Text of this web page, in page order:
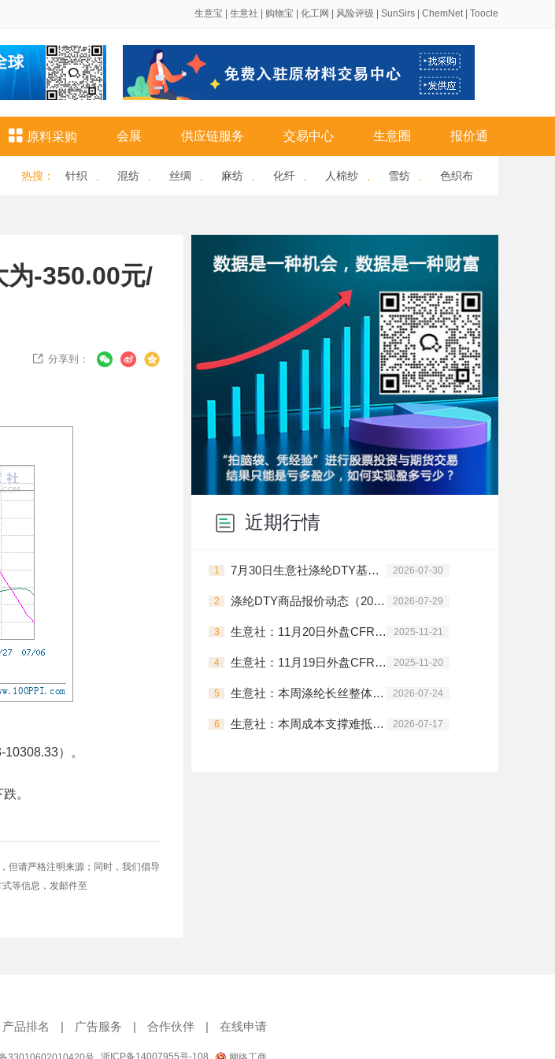
生意宝 生意社 购物宝 化工网 风险评级 SunSirs ChemNet| Toocle
 原料采购 会展 供应链服务 交易中心 生意圈 报价通
热搜 ： 针织 混纺 丝绸 麻纺 化纤 人棉纱 雪纺 色织布
为-350.00元/
 分享到：
）。
。
但请严格注明来源；同时，我们倡导
等信息，发邮件至
近期行情
1 7月30日生意社涤纶DTY基准价为9450.00元/吨 2026-07-30
2 涤纶DTY商品报价动态（2026-07-29） 2026-07-29
3 生意社：11月20日外盘CFR中国PTA主流价格下调 2025-11-21
4 生意社：11月19日外盘CFR中国PTA主流价格下调 2025-11-20
5 生意社：本周涤纶长丝整体走势震荡上行 2026-07-24
6 生意社：本周成本支撑难抵淡季弱需 涤纶长丝冲高回落 2026-07-17
产品排名 | 广告服务 | 合作伙伴 | 在线申请
浙ICP备14007955号-108